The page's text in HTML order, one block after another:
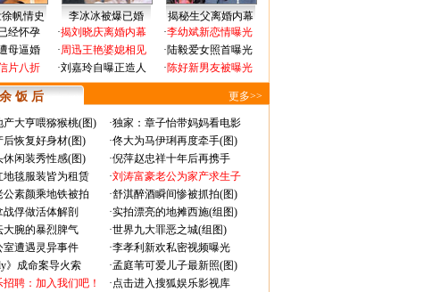
帆情史 李冰冰被爆已婚
揭秘生父离婚内幕
经怀孕
母逼婚
片八折
·揭刘晓庆离婚内幕
·周迅王艳婆媳相见
·刘嘉玲自曝正造人
·李幼斌新恋情曝光
·陆毅爱女照首曝光
·陈好新男友被曝光
饭 后 更多>>
产大亨喂猕猴桃(图) ·独家：章子怡带妈妈看电影
后恢复好身材(图) ·佟大为马伊琍再度牵手(图)
休闲装秀性感(图) ·倪萍赵忠祥十年后再携手
地毯服装皆为租赁 ·刘涛富豪老公为家产求生子
公素颜乘地铁被拍 ·舒淇醉酒瞬间惨被抓拍(图)
战俘做活体解剖 ·实拍漂亮的地摊西施(组图)
大腕的暴烈脾气 ·世界九大罪恶之城(组图)
室遭遇灵异事件 ·李孝利新欢私密视频曝光
》成命案导火索 ·孟庭苇可爱儿子最新照(图)
聘：加入我们吧！ ·点击进入搜狐娱乐影视库